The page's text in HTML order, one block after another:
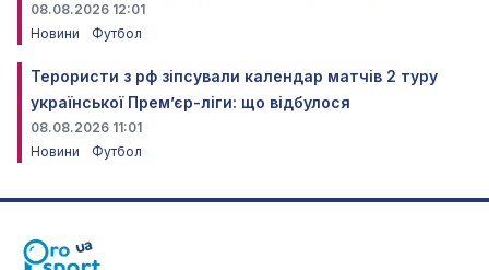
08.08.2026 12:01
Новини
Футбол
Терористи з рф зіпсували календар матчів 2 туру
української Прем’єр-ліги: що відбулося
08.08.2026 11:01
Новини
Футбол